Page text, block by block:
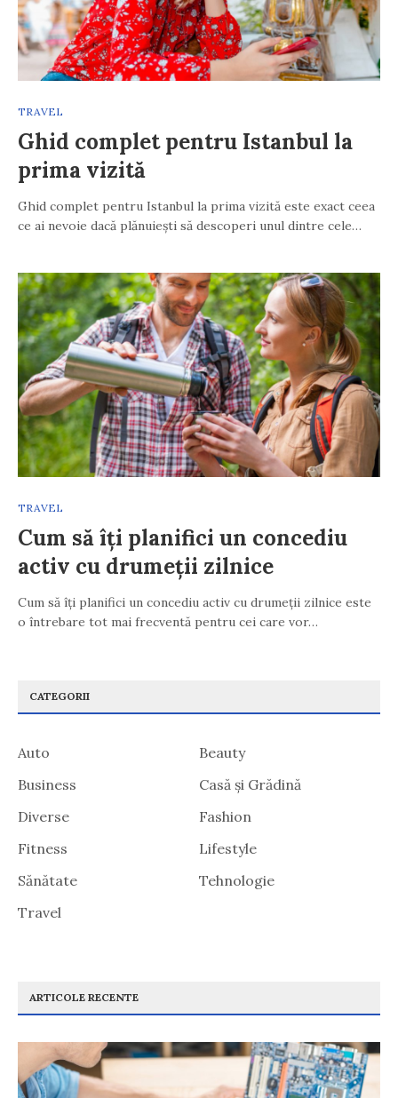
TRAVEL
Ghid complet pentru Istanbul la
prima vizită
Ghid complet pentru Istanbul la prima vizită este exact ceea
ce ai nevoie dacă plănuiești să descoperi unul dintre cele…
TRAVEL
Cum să îți planifici un concediu
activ cu drumeții zilnice
Cum să îți planifici un concediu activ cu drumeții zilnice este
o întrebare tot mai frecventă pentru cei care vor…
CATEGORII
Auto
Beauty
Business
Casă și Grădină
Diverse
Fashion
Fitness
Lifestyle
Sănătate
Tehnologie
Travel
ARTICOLE RECENTE